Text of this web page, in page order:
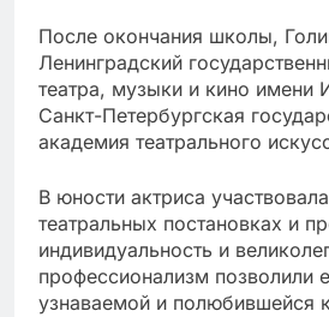
После окончания школы,
Ленинградский
театра, музыки и кино имени
Санкт-Петербургская
академия театрального
В юности актриса
театральных постановках и
индивидуальность и
профессионализм позволили
узнаваемой и полюбившейся